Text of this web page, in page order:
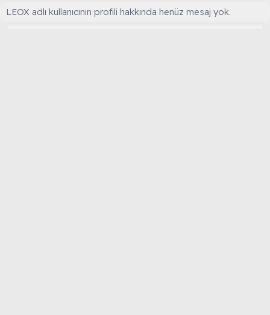
LEOX adlı kullanıcının profili hakkında henüz mesaj yok.